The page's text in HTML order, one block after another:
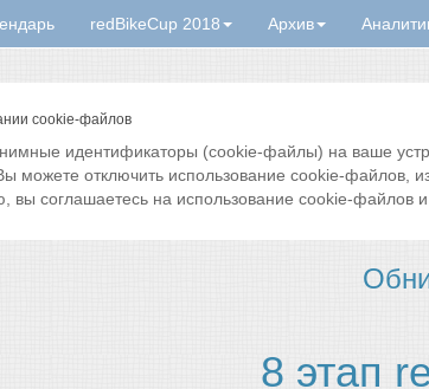
redBikeCup 2018 Архив
cookie-файлов
идентификаторы (cookie-файлы) на ваше
можете отключить использование cookie-файлов,
вы соглашаетесь на использование cookie-файлов
8 этап